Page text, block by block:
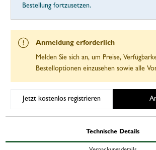
Bestellung fortzusetzen.
Anmeldung erforderlich
Melden Sie sich an, um Preise,
Bestelloptionen einzusehen sowie alle
Jetzt kostenlos registrieren
Technische Details